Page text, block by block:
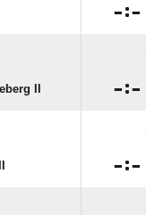
:
II :
: